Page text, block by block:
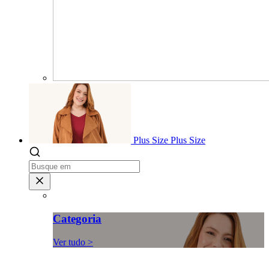
Plus Size Plus Size
Categoria
Ver tudo >